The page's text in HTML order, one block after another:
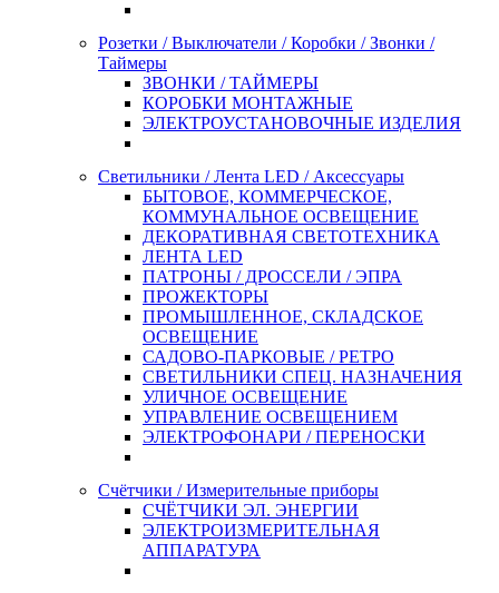
Розетки / Выключатели / Коробки / Звонки /
Таймеры
ЗВОНКИ / ТАЙМЕРЫ
КОРОБКИ МОНТАЖНЫЕ
ЭЛЕКТРОУСТАНОВОЧНЫЕ ИЗДЕЛИЯ
Светильники / Лента LED / Аксессуары
БЫТОВОЕ, КОММЕРЧЕСКОЕ,
КОММУНАЛЬНОЕ ОСВЕЩЕНИЕ
ДЕКОРАТИВНАЯ СВЕТОТЕХНИКА
ЛЕНТА LED
ПАТРОНЫ / ДРОССЕЛИ / ЭПРА
ПРОЖЕКТОРЫ
ПРОМЫШЛЕННОЕ, СКЛАДСКОЕ
ОСВЕЩЕНИЕ
САДОВО-ПАРКОВЫЕ / РЕТРО
СВЕТИЛЬНИКИ СПЕЦ. НАЗНАЧЕНИЯ
УЛИЧНОЕ ОСВЕЩЕНИЕ
УПРАВЛЕНИЕ ОСВЕЩЕНИЕМ
ЭЛЕКТРОФОНАРИ / ПЕРЕНОСКИ
Счётчики / Измерительные приборы
СЧЁТЧИКИ ЭЛ. ЭНЕРГИИ
ЭЛЕКТРОИЗМЕРИТЕЛЬНАЯ
АППАРАТУРА